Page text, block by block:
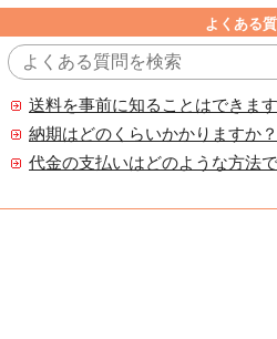
よくある
送料を事前に知ることはできま
納期はどのくらいかかりますか？